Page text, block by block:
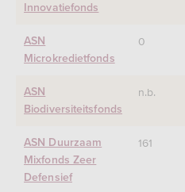
Innovatiefonds
ASN
Microkredietfonds
0
ASN
Biodiversiteitsfonds
n.b.
ASN Duurzaam
Mixfonds Zeer
Defensief
161